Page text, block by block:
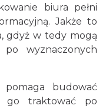
biura pełni
Jakże to
gdyż w tedy mogą
wyznaczonych
pomaga budować
go traktować po